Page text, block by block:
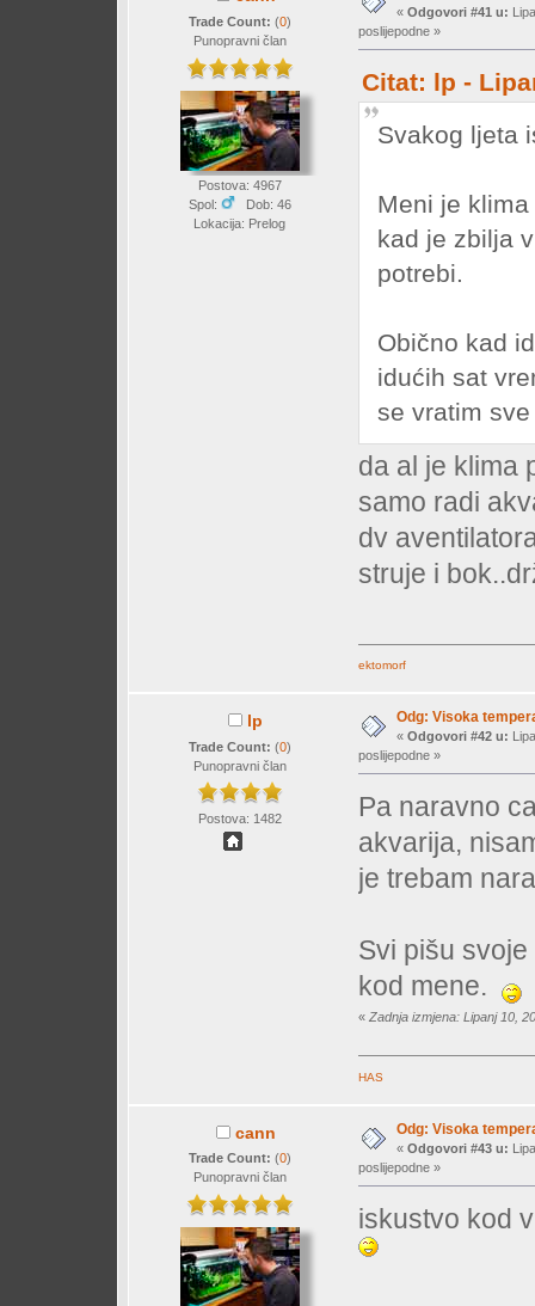
Trade Count: (0)
Punopravni član
Postova: 4967
Spol:
Dob: 46
Lokacija: Prelog
« Odgovori #41 u:
poslijepodne »
Citat: lp -
Svakog ljeta
Meni je
kad je zbilja
potrebi.
Obično kad
idućih sat
se vratim
da al je klima
samo radi
dv
struje i
ektomorf
lp
Trade Count: (0)
Punopravni član
Postova: 1482
Odg: Visoka
« Odgovori #42 u:
poslijepodne »
Pa naravno
akvarija,
je trebam
Svi pišu
kod mene.
« Zadnja izmjena: Lipanj 10,
HAS
cann
Trade Count: (0)
Punopravni član
Odg: Visoka
« Odgovori #43 u:
poslijepodne »
iskustvo kod